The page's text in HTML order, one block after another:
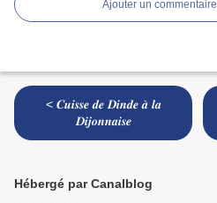
Ajouter un commentaire
< 𝑪𝒖𝒊𝒔𝒔𝒆 𝒅𝒆 𝑫𝒊𝒏𝒅𝒆 𝒂̀ 𝒍𝒂
𝑫𝒊𝒋𝒐𝒏𝒏𝒂𝒊𝒔𝒆
Hébergé par Canalblog